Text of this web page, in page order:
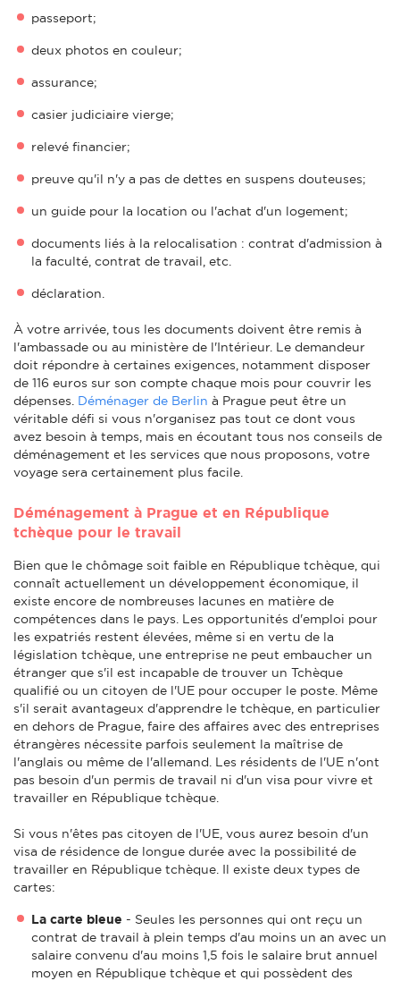
passeport;
deux photos en couleur;
assurance;
casier judiciaire vierge;
relevé financier;
preuve qu'il n'y a pas de dettes en suspens douteuses;
un guide pour la location ou l'achat d'un logement;
documents liés à la relocalisation : contrat d'admission à
la faculté, contrat de travail, etc.
déclaration.
À votre arrivée, tous les documents doivent être remis à
l'ambassade ou au ministère de l'Intérieur. Le demandeur
doit répondre à certaines exigences, notamment disposer
de 116 euros sur son compte chaque mois pour couvrir les
dépenses. Déménager de Berlin à Prague peut être un
véritable défi si vous n'organisez pas tout ce dont vous
avez besoin à temps, mais en écoutant tous nos conseils de
déménagement et les services que nous proposons, votre
voyage sera certainement plus facile.
Déménagement à Prague et en République
tchèque pour le travail
Bien que le chômage soit faible en République tchèque, qui
connaît actuellement un développement économique, il
existe encore de nombreuses lacunes en matière de
compétences dans le pays. Les opportunités d'emploi pour
les expatriés restent élevées, même si en vertu de la
législation tchèque, une entreprise ne peut embaucher un
étranger que s'il est incapable de trouver un Tchèque
qualifié ou un citoyen de l'UE pour occuper le poste. Même
s'il serait avantageux d'apprendre le tchèque, en particulier
en dehors de Prague, faire des affaires avec des entreprises
étrangères nécessite parfois seulement la maîtrise de
l'anglais ou même de l'allemand. Les résidents de l'UE n'ont
pas besoin d'un permis de travail ni d'un visa pour vivre et
travailler en République tchèque.
Si vous n'êtes pas citoyen de l'UE, vous aurez besoin d'un
visa de résidence de longue durée avec la possibilité de
travailler en République tchèque. Il existe deux types de
cartes:
La carte bleue - Seules les personnes qui ont reçu un
contrat de travail à plein temps d'au moins un an avec un
salaire convenu d'au moins 1,5 fois le salaire brut annuel
moyen en République tchèque et qui possèdent des